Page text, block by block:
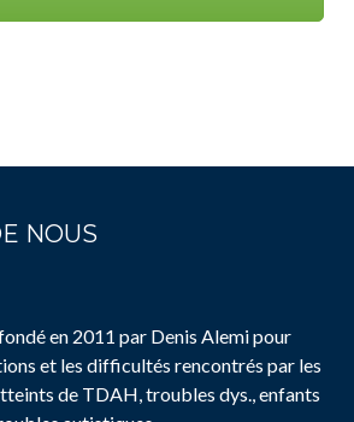
NOUS
en 2011 par Denis Alemi pour
et les difficultés rencontrés par les
de TDAH, troubles dys., enfants